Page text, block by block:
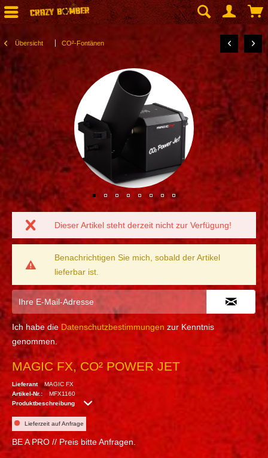
Übersicht CO²-Fontänen
Dieser Artikel steht derzeit nicht zur Verfügung!
Benachrichtigen Sie mich, sobald der Artikel
lieferbar ist.
Ich habe die Datenschutzbestimmungen zur Kenntnis
genommen.
MAGIC FX, CO² POWER JET
Lieferant
MAGIC FX
Artikel-Nr.:
MFX1160
Produktbeschreibung
Lieferzeit auf Anfrage
BE A PRO // Preis bitte Anfragen.